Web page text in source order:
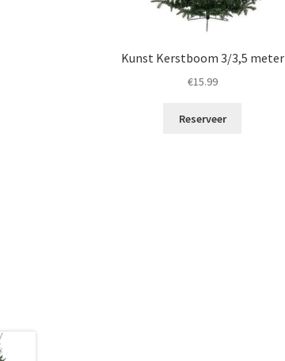
Kunst Kerstboom 3/3,5 meter
€15.99
Reserveer